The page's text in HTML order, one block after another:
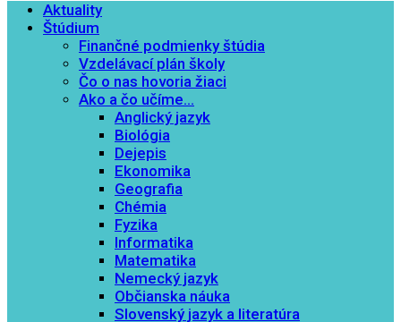
Aktuality
Štúdium
Finančné podmienky štúdia
Vzdelávací plán školy
Čo o nas hovoria žiaci
Ako a čo učíme…
Anglický jazyk
Biológia
Dejepis
Ekonomika
Geografia
Chémia
Fyzika
Informatika
Matematika
Nemecký jazyk
Občianska náuka
Slovenský jazyk a literatúra